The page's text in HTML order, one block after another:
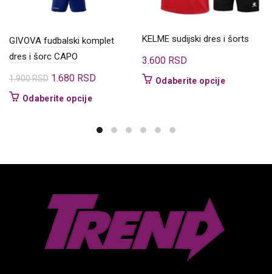
GIVOVA fudbalski komplet
dres i šorc CAPO
1.900RSD Originalna
cena
1.680 RSDTrenutna
Odaberite opcijeOvaj
Opcije
izabrane
stranici
proizvoda.
KELME sudijski dres i šorts
3.600 RSD
Odaberite opcijeOvaj